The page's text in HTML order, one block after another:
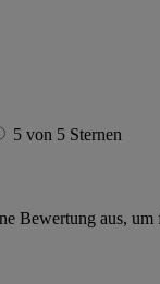
5 von 5 Sternen
Bewertung aus, um